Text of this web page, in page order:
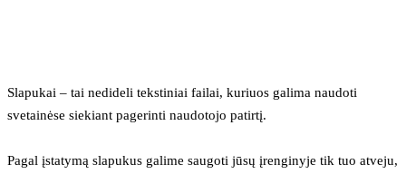
Slapukai – tai nedideli tekstiniai failai, kuriuos galima naudoti
svetainėse siekiant pagerinti naudotojo patirtį.
Pagal įstatymą slapukus galime saugoti jūsų įrenginyje tik tuo atveju,